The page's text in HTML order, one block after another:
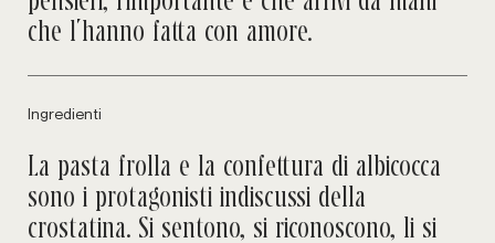
che l’hanno fatta con amore.
Ingredienti
La pasta frolla e la confettura di albicocca
sono i protagonisti indiscussi della
crostatina. Si sentono, si riconoscono, li si